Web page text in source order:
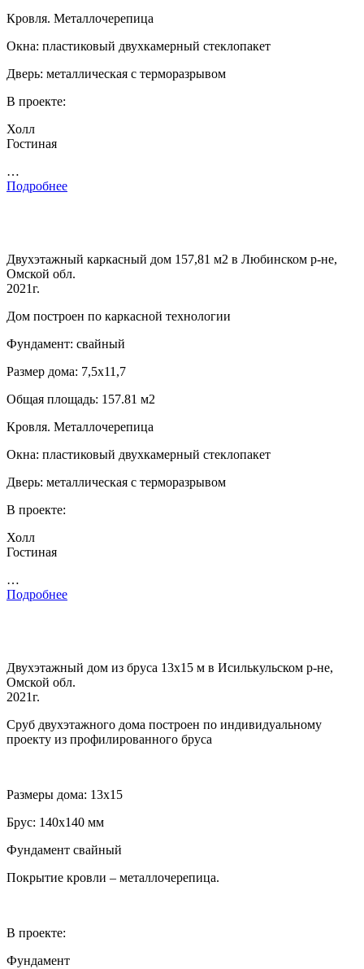
Кровля. Металлочерепица
Окна: пластиковый двухкамерный стеклопакет
Дверь: металлическая с терморазрывом
В проекте:
Холл
Гостиная
…
Подробнее
Двухэтажный каркасный дом 157,81 м2 в Любинском р-не,
Омской обл.
2021г.
Дом построен по каркасной технологии
Фундамент: свайный
Размер дома: 7,5х11,7
Общая площадь: 157.81 м2
Кровля. Металлочерепица
Окна: пластиковый двухкамерный стеклопакет
Дверь: металлическая с терморазрывом
В проекте:
Холл
Гостиная
…
Подробнее
Двухэтажный дом из бруса 13х15 м в Исилькульском р-не,
Омской обл.
2021г.
Сруб двухэтажного дома построен по индивидуальному
проекту из профилированного бруса
Размеры дома: 13х15
Брус: 140х140 мм
Фундамент свайный
Покрытие кровли – металлочерепица.
В проекте:
Фундамент